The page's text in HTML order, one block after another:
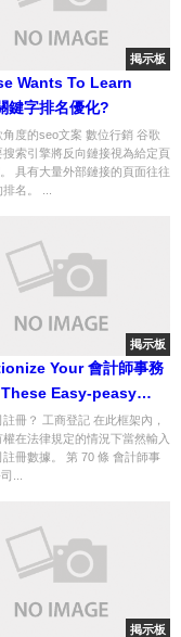
掲示板
Wants To Learn
鍵字排名優化?
角度的seo文案 數位行銷 谷歌
搜索引擎將反向鏈接視為給定頁
具有大量外部鏈接的頁面往往
名。 ...
掲示板
Your 會計師事務
Easy-peasy
冊？ 工商登記 在此框架內，
在法律規定的情況下當然輸入
註冊數據。 第 70 條 會計師事
...
掲示板